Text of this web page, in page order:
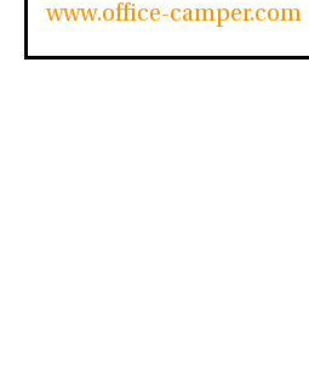
www.office-camper.com